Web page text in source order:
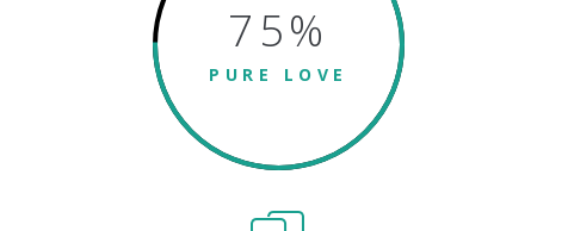
75%
PURE LOVE